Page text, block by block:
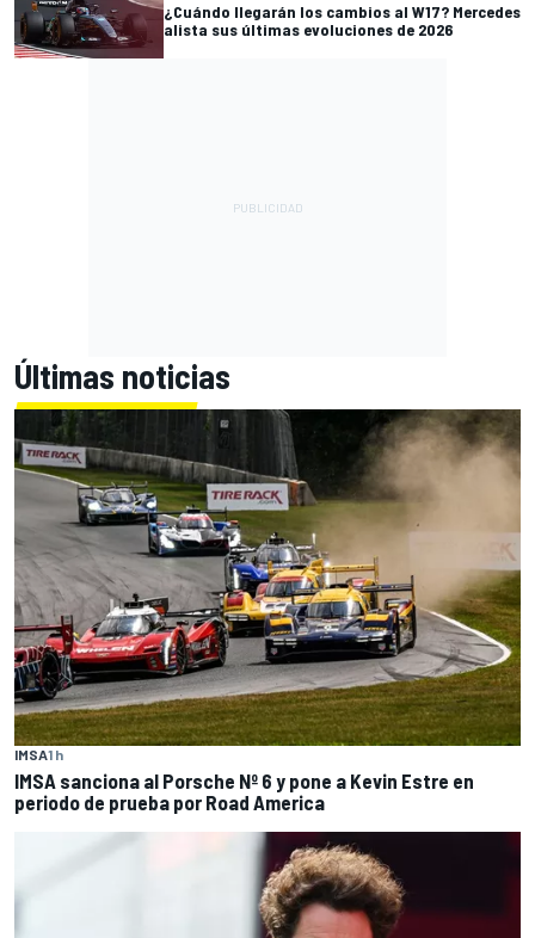
¿Cuándo llegarán los cambios al W17? Mercedes
alista sus últimas evoluciones de 2026
Últimas noticias
IMSA1 h
IMSA sanciona al Porsche Nº 6 y pone a Kevin Estre en
periodo de prueba por Road America